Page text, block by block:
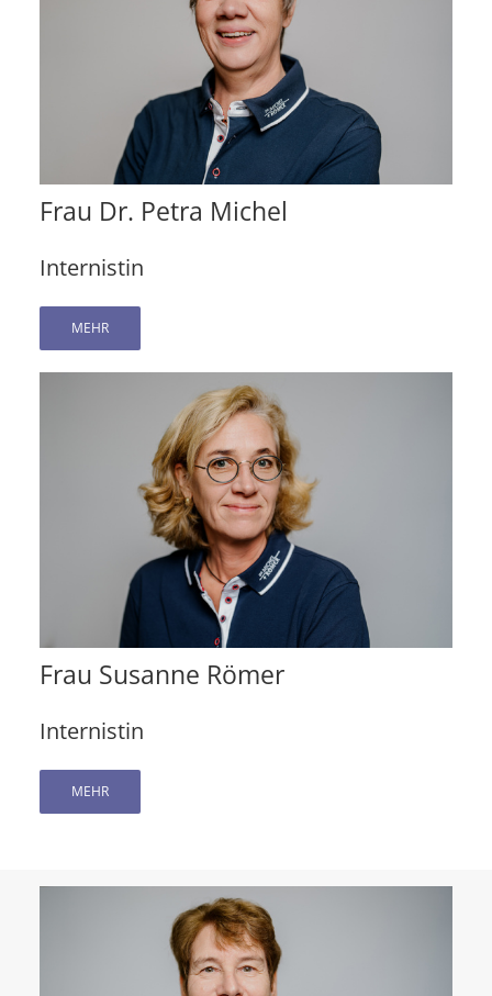
Frau Dr. Petra Michel
Internistin
MEHR
Frau Susanne Römer
Internistin
MEHR